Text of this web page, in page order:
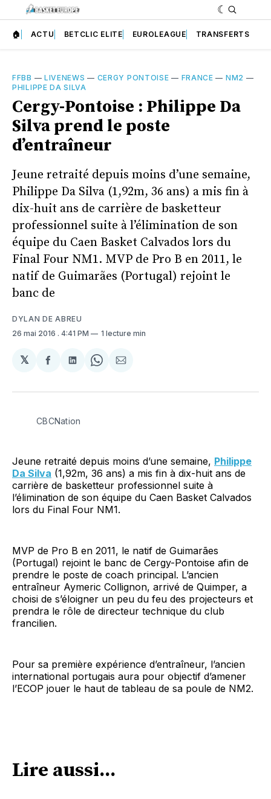
🏠 ACTU BETCLIC ELITE EUROLEAGUE TRANSFERTS
FFBB — LIVENEWS — CERGY PONTOISE — FRANCE — NM2 —
PHILIPPE DA SILVA
Cergy-Pontoise : Philippe Da
Silva prend le poste
d’entraîneur
Jeune retraité depuis moins d’une semaine,
Philippe Da Silva (1,92m, 36 ans) a mis fin à
dix-huit ans de carrière de basketteur
professionnel suite à l’élimination de son
équipe du Caen Basket Calvados lors du
Final Four NM1. MVP de Pro B en 2011, le
natif de Guimarães (Portugal) rejoint le
banc de
DYLAN DE ABREU
26 mai 2016 . 4:41 PM 1 lecture min
𝕏
Partager
Facebook
Partager
LinkedIn
Share
WhatsApp
Partager
Courriel
CBCNation
Jeune retraité depuis moins d’une semaine, Philippe
Da Silva (1,92m, 36 ans) a mis fin à dix-huit ans de
carrière de basketteur professionnel suite à
l’élimination de son équipe du Caen Basket Calvados
lors du Final Four NM1.
MVP de Pro B en 2011, le natif de Guimarães
(Portugal) rejoint le banc de Cergy-Pontoise afin de
prendre le poste de coach principal. L’ancien
entraîneur Aymeric Collignon, arrivé de Quimper, a
choisi de s’éloigner un peu du feu des projecteurs et
prendra le rôle de directeur technique du club
francilien.
Pour sa première expérience d’entraîneur, l’ancien
international portugais aura pour objectif d’amener
l’ECOP jouer le haut de tableau de sa poule de NM2.
Lire aussi...